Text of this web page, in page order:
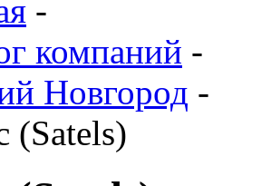
-
компаний -
Новгород -
(Satels)